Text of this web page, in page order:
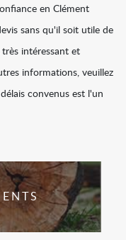
en Clément
sans qu'il soit utile de
intéressant et
informations, veuillez
convenus est l'un